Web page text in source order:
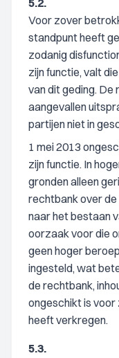
5.2.
Voor zover
standpunt heeft
zodanig
zijn functie, valt
van dit geding. De
aangevallen
partijen niet in
1 mei 2013
zijn functie. In
gronden alleen
rechtbank over
naar het bestaan
oorzaak voor die
geen hoger
ingesteld, wat
de rechtbank,
ongeschikt is voor
heeft verkregen.
5.3.